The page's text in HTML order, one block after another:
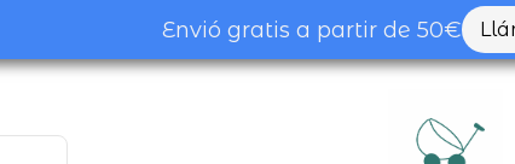
Envió gratis a partir de 50€